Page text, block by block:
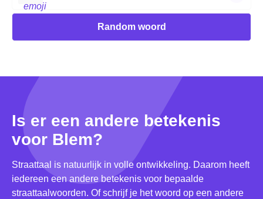
Random woord
Is er een andere betekenis
voor Blem?
Straattaal is natuurlijk in volle ontwikkeling. Daarom heeft
iedereen een andere betekenis voor bepaalde
straattaalwoorden. Of schrijf je het woord op een andere